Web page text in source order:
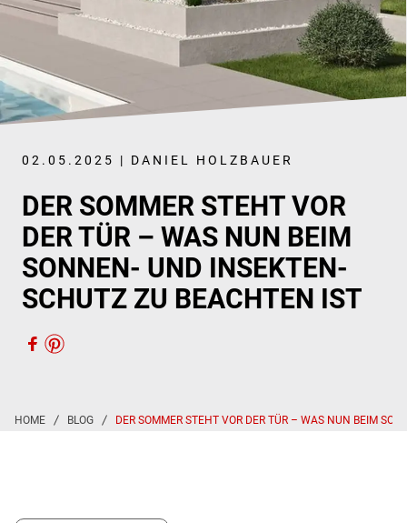
02.05.2025 | DANIEL HOLZBAUER
DER SOMMER STEHT VOR
DER TÜR – WAS NUN BEIM
SONNEN- UND INSEKTEN­
SCHUTZ ZU BEACHTEN IST
DER SOMMER STEHT VOR DER TÜR – WAS NUN BEIM